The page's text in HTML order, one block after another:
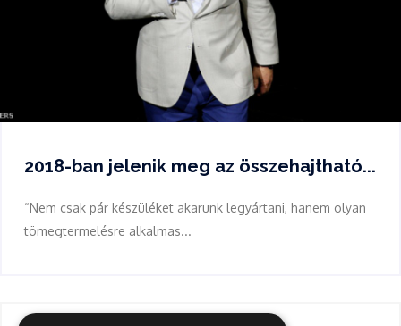
2018-ban jelenik meg az összehajtható...
“Nem csak pár készüléket akarunk legyártani, hanem olyan
tömegtermelésre alkalmas...